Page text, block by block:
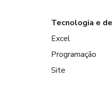
Tecnologia e
Excel
Programação
Site